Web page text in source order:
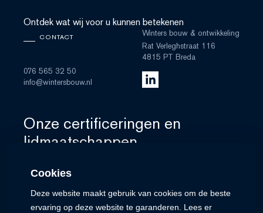
Cookies
Deze website maakt gebruik van cookies om de beste
ervaring op deze website te garanderen. Lees er
Ontdek wat wij voor u kunnen betekenen
CONTACT
076 565 32 50
info@wintersbouw.nl
Winters bouw & ontwikkeling
Rat Verleghstraat 116
4815 PT Breda
Onze certificeringen en
lidmaatschappen